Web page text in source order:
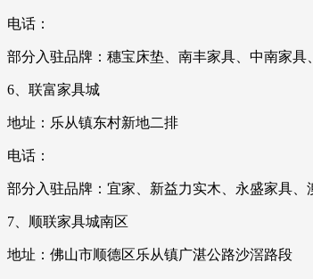
电话：
部分入驻品牌：穗宝床垫、南丰家具、中南家
6、联富家具城
地址：乐从镇东村新地二排
电话：
部分入驻品牌：宜家、新益力实木、永盛家具、
7、顺联家具城南区
地址：佛山市顺德区乐从镇广湛公路沙滘路段